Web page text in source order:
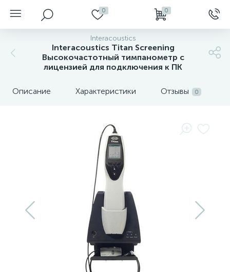
0 0
Interacoustics
Interacoustics Titan Screening
Высокочастотный тимпанометр с
лицензией для подключения к ПК
Описание Характеристики Отзывы 0